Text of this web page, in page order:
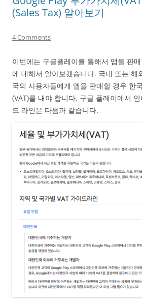
(Sales Tax) 알아보기
4 Comments
이번에는 구글플레이를 통해서 앱을 판
에 대해서 알아보겠습니다. 국내 또는 해
국의 사용자들에게 앱을 판매할 경우 한
(VAT)를 내야 합니다. 구글 플레이에서
드 라인은 다음과 같습니다.